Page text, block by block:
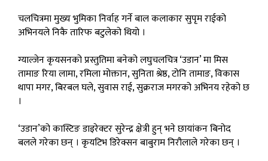
चलचित्रमा मुख्य भुमिका निर्वाह गर्ने बाल कलाकार सुपृम राईको
अभिनयले निकै तारिफ बटुलेको थियो ।
ग्याल्जेन कृयसनको प्रस्तुतिमा बनेको लघुचलचित्र ‘उडान’ मा मिस
तामाङ रिया लामा, रमिला मोक्तान, सुनिता श्रेष्ठ, टोनि तामाङ, विकास
थापा मगर, बिरबल घले, सुवास राई, सुक्रराज मगरको अभिनय रहेको छ
।
‘उडान’को कास्टिङ डाइरेक्टर सुरेन्द्र क्षेत्री हुन् भने छायांकन बिनोद
बलले गरेका छन् । कृयटिभ डिरेक्सन बाबुराम निरौलाले गरेका छन् ।